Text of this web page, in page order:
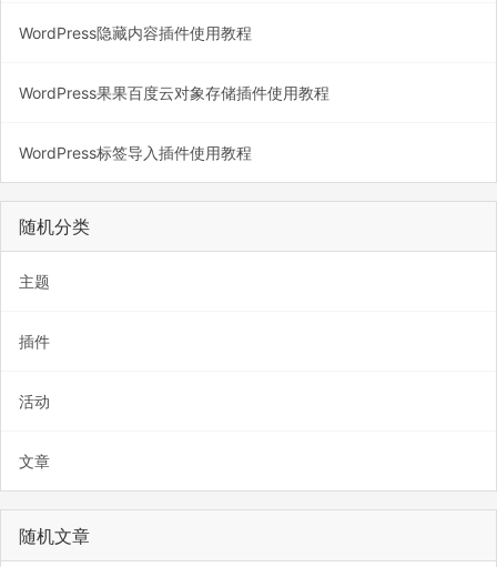
WordPress隐藏内容插件使用教程
WordPress果果百度云对象存储插件使用教程
WordPress标签导入插件使用教程
随机分类
主题
插件
活动
文章
随机文章